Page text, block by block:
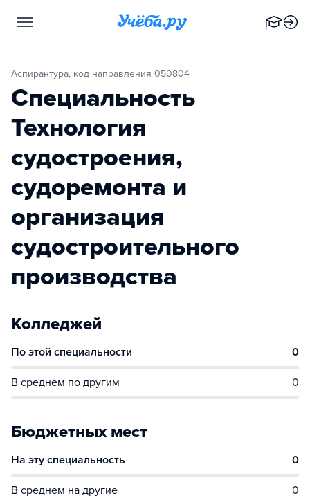
Аспирантура, код направления 050804
Специальность
Технология
судостроения,
судоремонта и
организация
судостроительного
производства
Колледжей
По этой специальности 0
В среднем по другим 0
Бюджетных мест
На эту специальность 0
В среднем на другие 0